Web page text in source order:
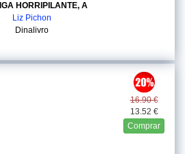
HORRIPILANTE, A
Liz Pichon
Dinalivro
16.90 €
13.52 €
Comprar